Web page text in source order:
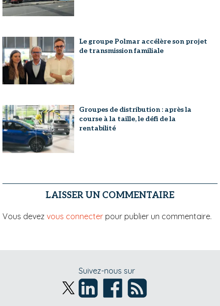
Le groupe Polmar accélère son projet
de transmission familiale
Groupes de distribution : après la
course à la taille, le défi de la
rentabilité
LAISSER UN COMMENTAIRE
Vous devez vous connecter pour publier un commentaire.
Suivez-nous sur